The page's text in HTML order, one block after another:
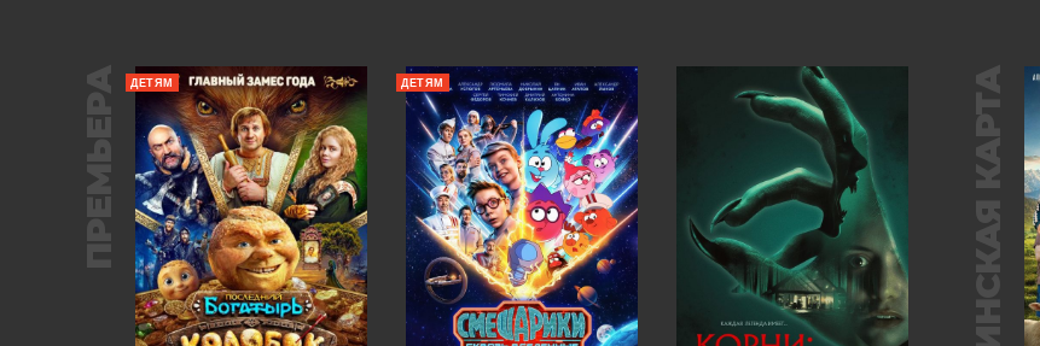
ПРЕМЬЕРА ДЕТЯМ ДЕТЯМ ПУШКИНСКАЯ КАРТА